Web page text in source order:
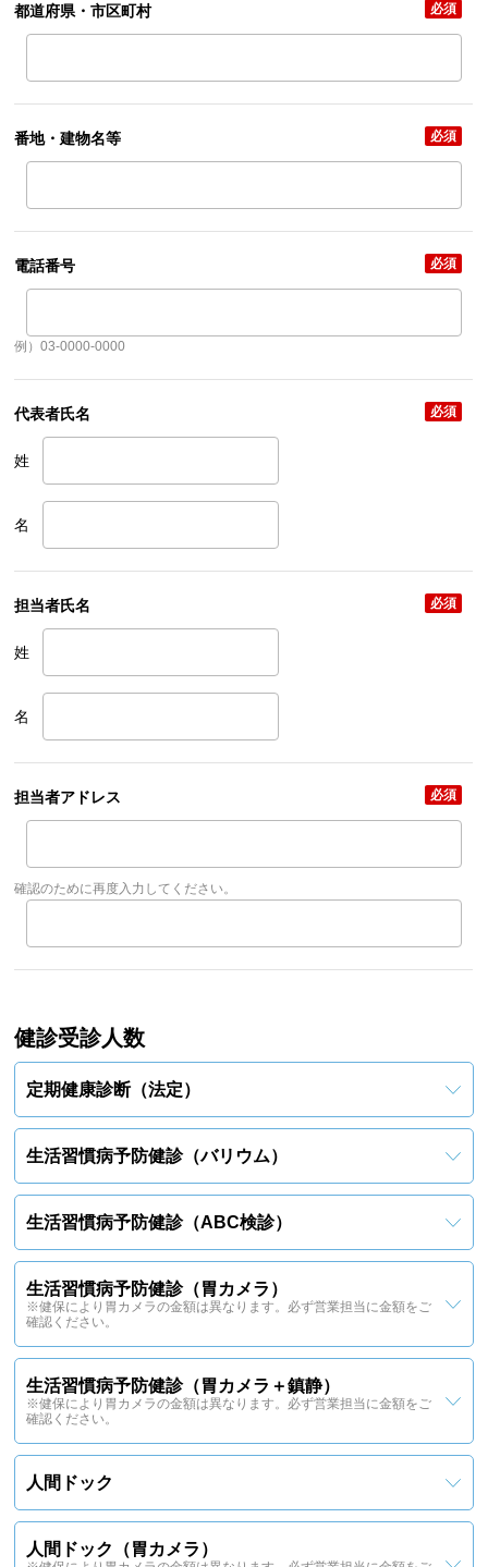
都道府県・市区町村 必須
番地・建物名等 必須
電話番号 必須
例）03-0000-0000
代表者氏名 必須
姓
名
担当者氏名 必須
姓
名
担当者アドレス 必須
確認のために再度入力してください。
健診受診人数
定期健康診断（法定）
生活習慣病予防健診（バリウム）
生活習慣病予防健診（ABC検診）
生活習慣病予防健診（胃カメラ）
※健保により胃カメラの金額は異なります。必ず営業担当に金額をご
確認ください。
生活習慣病予防健診（胃カメラ＋鎮静）
※健保により胃カメラの金額は異なります。必ず営業担当に金額をご
確認ください。
人間ドック
人間ドック（胃カメラ）